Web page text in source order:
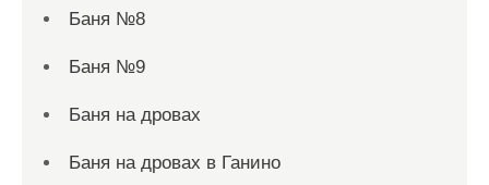
Баня №8
Баня №9
Баня на дровах
Баня на дровах в Ганино